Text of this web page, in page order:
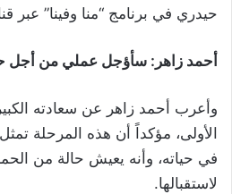
حيدري في برنامج “منا وفينا” عبر
أحمد زاهر: سأؤجل عملي من أجل
وأعرب أحمد زاهر عن سعادته
الأولى، مؤكداً أن هذه المرحلة
في حياته، وأنه يعيش حالة من
لاستقبالها.